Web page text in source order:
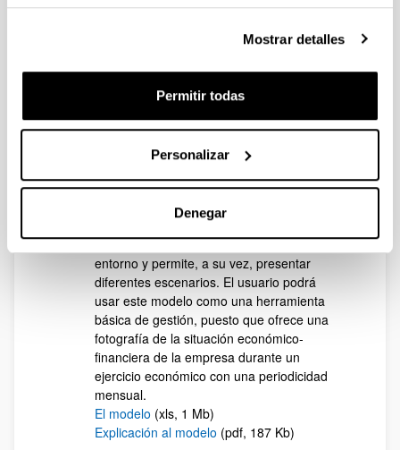
Mostrar detalles
Permitir todas
Personalizar
Denegar
Este modelo realiza una proyección diaria
de la tesorería de la empresa.
GESFINCOR: Es un modelo de
planificación financiera a corto plazo, que
empresa proyecta el futuro económico-
financiero más inmediato. Es un modelo de
simulación que puede adaptarse
perfectamente a las variaciones del
entorno y permite, a su vez, presentar
diferentes escenarios. El usuario podrá
usar este modelo como una herramienta
básica de gestión, puesto que ofrece una
fotografía de la situación económico-
financiera de la empresa durante un
ejercicio económico con una periodicidad
mensual.
El modelo (xls, 1 Mb)
Explicación al modelo (pdf, 187 Kb)